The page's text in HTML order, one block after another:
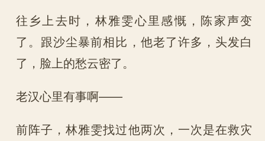
往乡上去时，林雅雯心里感慨，陈家声变
了。跟沙尘暴前相比，他老了许多，头发白
了，脸上的愁云密了。
老汉心里有事啊——
前阵子，林雅雯找过他两次，一次是在救灾